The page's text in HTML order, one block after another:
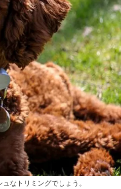
なトリミングでしょう。